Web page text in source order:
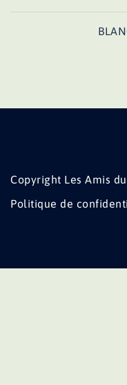
Copyright Les Amis
Politique de